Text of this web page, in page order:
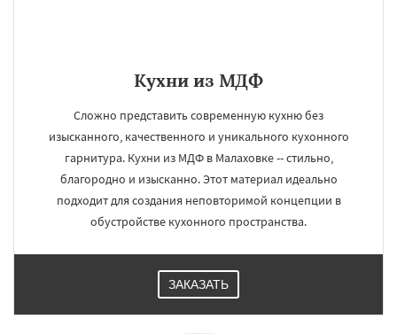
Кухни из МДФ
Сложно представить современную кухню без
изысканного, качественного и уникального кухонного
гарнитура. Кухни из МДФ в Малаховке -- стильно,
благородно и изысканно. Этот материал идеально
подходит для создания неповторимой концепции в
обустройстве кухонного пространства.
ЗАКАЗАТЬ